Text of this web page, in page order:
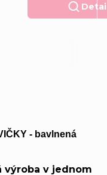
- bavlnená
výroba v jednom